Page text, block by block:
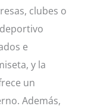
clubes o
e
y la
un
Además,